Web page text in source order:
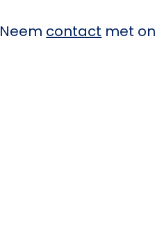
Neem contact met